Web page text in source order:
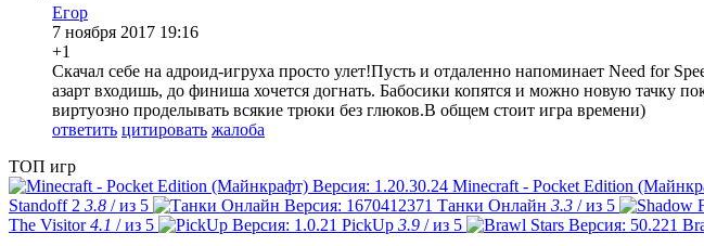
Егор
7 ноября 2017 19:16
+1
Скачал себе на адроид-игруха просто улет!Пусть и отдаленно напоминает Need for
азарт входишь, до финиша хочется догнать. Бабосики копятся и можно новую тачку
виртуозно проделывать всякие трюки без глюков.В общем стоит игра времени)
ответить цитировать жалоба
ТОП игр
Minecraft - Pocket Edition
Standoff 2 3.8 / из 5 Танки Онлайн 3.3 / из 5
The Visitor4.1 / из 5 PickUp 3.9 / из 5